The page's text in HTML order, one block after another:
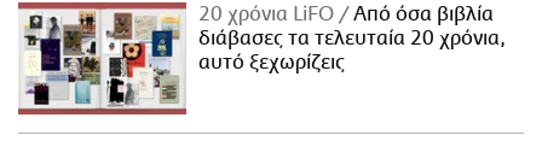
20 χρόνια LiFO
Από όσα βιβλία
διάβασες τα τελευταία 20 χρόνια,
αυτό ξεχωρίζεις